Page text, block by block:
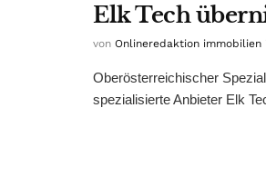
Elk Tech
von Onlineredaktion immobilien
Oberösterreichischer
spezialisierte Anbieter Elk